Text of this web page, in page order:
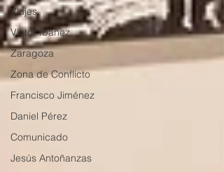
Viajes
Víctor Ibañez
Zaragoza
Zona de Conflicto
Francisco Jiménez
Daniel Pérez
Comunicado
Jesús Antoñanzas